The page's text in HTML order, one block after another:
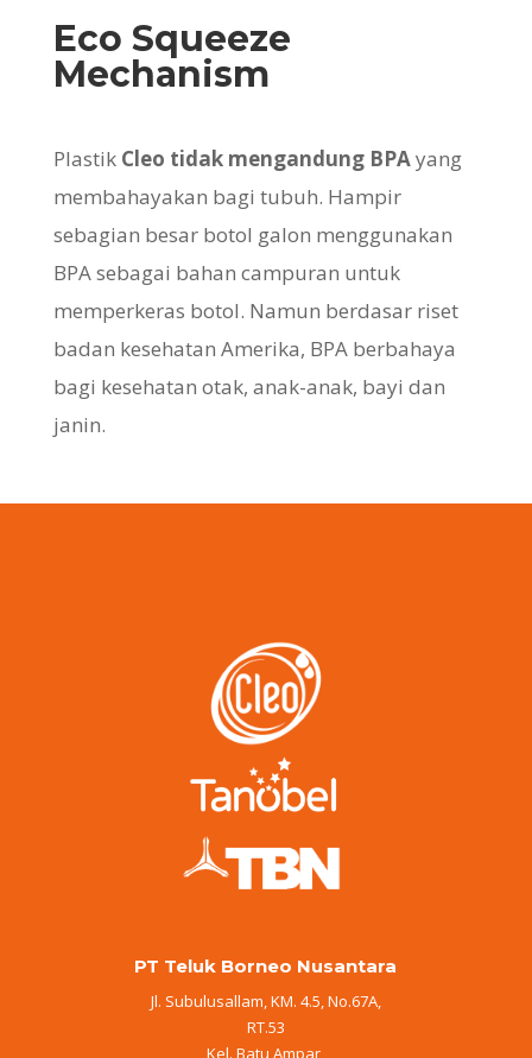
Eco Squeeze
Mechanism
Plastik Cleo tidak mengandung BPAyang
membahayakan bagi tubuh. Hampir
sebagian besar botol galon menggunakan
BPA sebagai bahan campuran untuk
memperkeras botol. Namun berdasar riset
badan kesehatan Amerika, BPA berbahaya
bagi kesehatan otak, anak-anak, bayi dan
janin.
PT Teluk Borneo Nusantara
Jl. Subulusallam, KM. 4.5, No.67A,
RT.53
Kel. Batu Ampar,